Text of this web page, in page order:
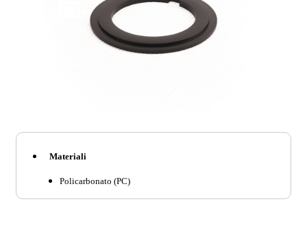
Materiali
Policarbonato (PC)